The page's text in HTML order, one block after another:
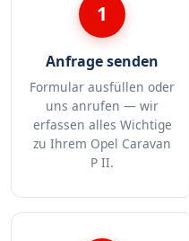
1
Anfrage senden
Formular ausfüllen oder
uns anrufen — wir
erfassen alles Wichtige
zu Ihrem Opel Caravan
P II.